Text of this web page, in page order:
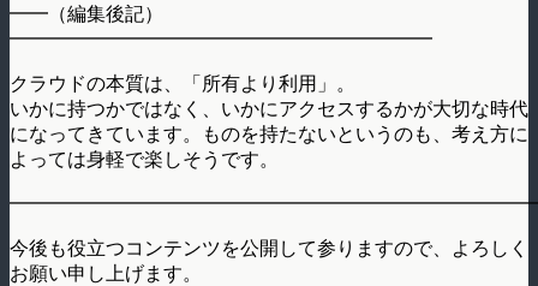
━━（編集後記）
━━━━━━━━━━━━━━━━━━━━━━
クラウドの本質は、「所有より利用」。
いかに持つかではなく、いかにアクセスするかが大切な時代
になってきています。ものを持たないというのも、考え方に
よっては身軽で楽しそうです。
今後も役立つコンテンツを公開して参りますので、よろしく
お願い申し上げます。